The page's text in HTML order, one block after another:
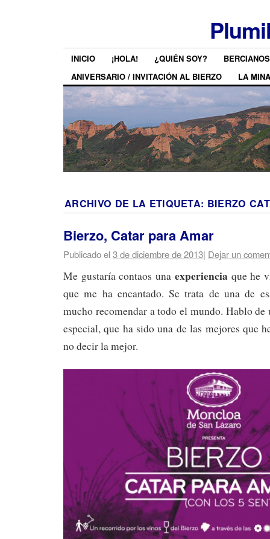
INICIO ¡HOLA! ¿QUIÉN SOY?
ANIVERSARIO / INVITACIÓN AL BIERZO
LA MINA
ARCHIVO DE LA ETIQUETA: BIERZO
Bierzo, Catar para Amar
Publicado el3 de diciembre de 2013| Dejar un
Me gustaría contaos una experienciaque he
que me ha encantado. Se trata de una de
mucho recomendar a todo el mundo. Hablo
especial, que ha sido una de las mejores que
no decir la mejor.